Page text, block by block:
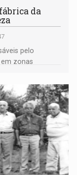
da
pelo
zonas